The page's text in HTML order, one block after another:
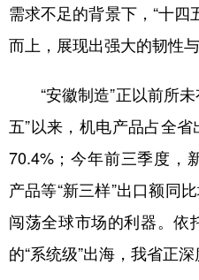
需求不足的背景下，“十四
而上，展现出强大的韧性与
“安徽制造”正以前所未
五”以来，机电产品占全
70.4%；今年前三季度，
产品等“新三样”出口额同
闯荡全球市场的利器。依
的“系统级”出海，我省正深